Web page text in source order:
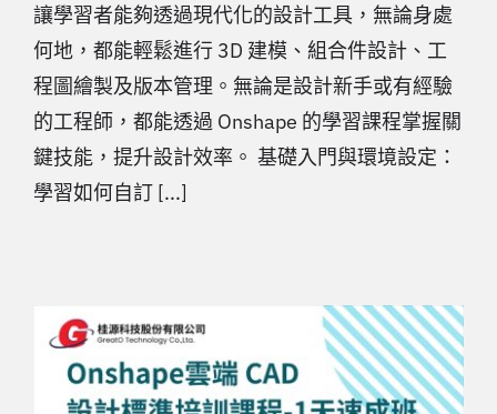
讓學習者能夠透過現代化的設計工具，無論身處
何地，都能輕鬆進行 3D 建模、組合件設計、工
程圖繪製及版本管理。無論是設計新手或有經驗
的工程師，都能透過 Onshape 的學習課程掌握關
鍵技能，提升設計效率。 基礎入門與環境設定：
學習如何自訂 [...]